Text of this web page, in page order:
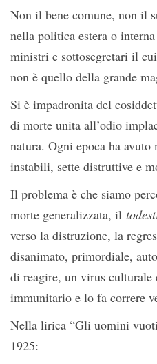
Non il bene comune, non il
nella politica estera o
ministri e sottosegretari il
non è quello della grande
Si è impadronita del
di morte unita all’odio
natura. Ogni epoca ha avuto
instabili, sette distruttive e
Il problema è che siamo
morte generalizzata, il
verso la distruzione, la
disanimato, primordiale,
di reagire, un virus culturale
immunitario e lo fa correre
Nella lirica “Gli uomini
1925: